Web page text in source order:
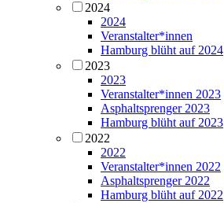
2024
2024
Veranstalter*innen
Hamburg blüht auf 2024
2023
2023
Veranstalter*innen 2023
Asphaltsprenger 2023
Hamburg blüht auf 2023
2022
2022
Veranstalter*innen 2022
Asphaltsprenger 2022
Hamburg blüht auf 2022